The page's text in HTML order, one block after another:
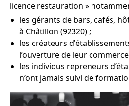
licence restauration »
les gérants de bars, cafés,
à Châtillon (92320) ;
les créateurs
l’ouverture de leur
les individus repreneurs
n’ont jamais suivi de